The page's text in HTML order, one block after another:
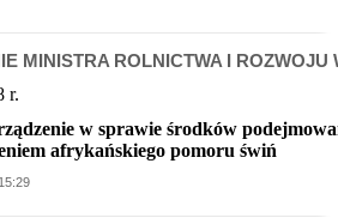
MINISTRA ROLNICTWA I ROZWOJU
r.
w sprawie środków
afrykańskiego pomoru świń